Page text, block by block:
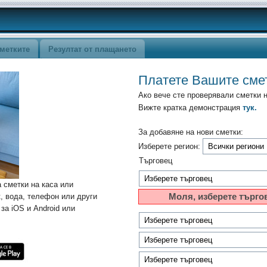
Резултат от плащането
Платете Вашите
Ако вече сте проверявали сметки
Вижте кратка демонстрация тук.
За добавяне на нови сметки:
Изберете регион:
Търговец
Моля, изберете
на каса или
вода, телефон или други
iOS и Android или